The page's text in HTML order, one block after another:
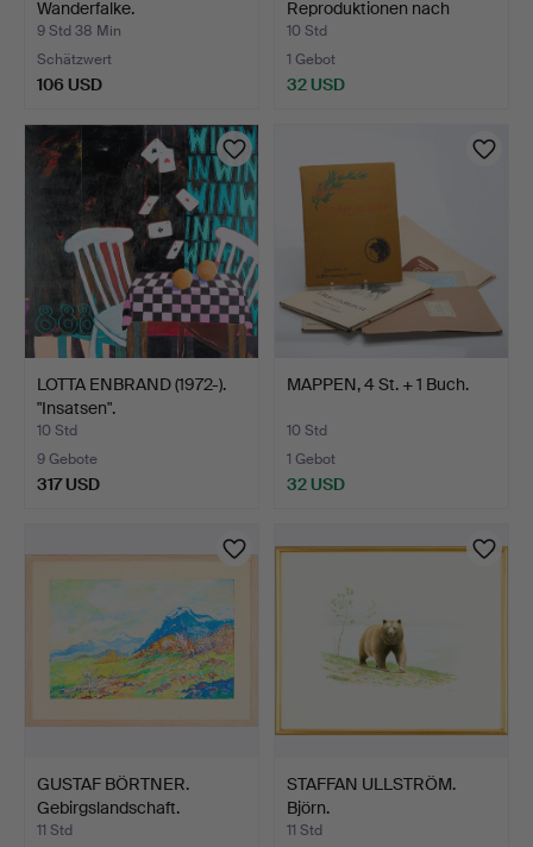
Wanderfalke.
9 Std 38 Min
Schätzwert
106 USD
Reproduktionen nach
Renoir…
10 Std
1 Gebot
32 USD
LOTTA ENBRAND (1972-).
"Insatsen".
10 Std
9 Gebote
317 USD
MAPPEN, 4 St. + 1 Buch.
10 Std
1 Gebot
32 USD
GUSTAF BÖRTNER.
Gebirgslandschaft.
11 Std
STAFFAN ULLSTRÖM.
Björn.
11 Std